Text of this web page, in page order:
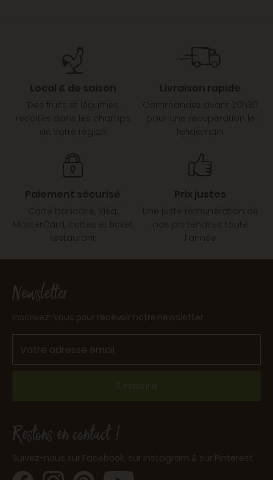
Local & de saison
Des fruits et légumes
récoltés dans les champs
de votre région
Livraison rapide
Commandez avant 20h30
pour une récupération le
lendemain
Paiement sécurisé
Carte bancaire, Visa,
MasterCard, cartes et ticket
restaurant
Prix justes
Une juste rémunération de
nos partenaires toute
l’année
Newsletter
Inscrivez-vous pour recevoir notre newsletter
S'inscrire
Restons en contact !
Suivez-nous sur Facebook, sur Instagram & sur Pinterest.